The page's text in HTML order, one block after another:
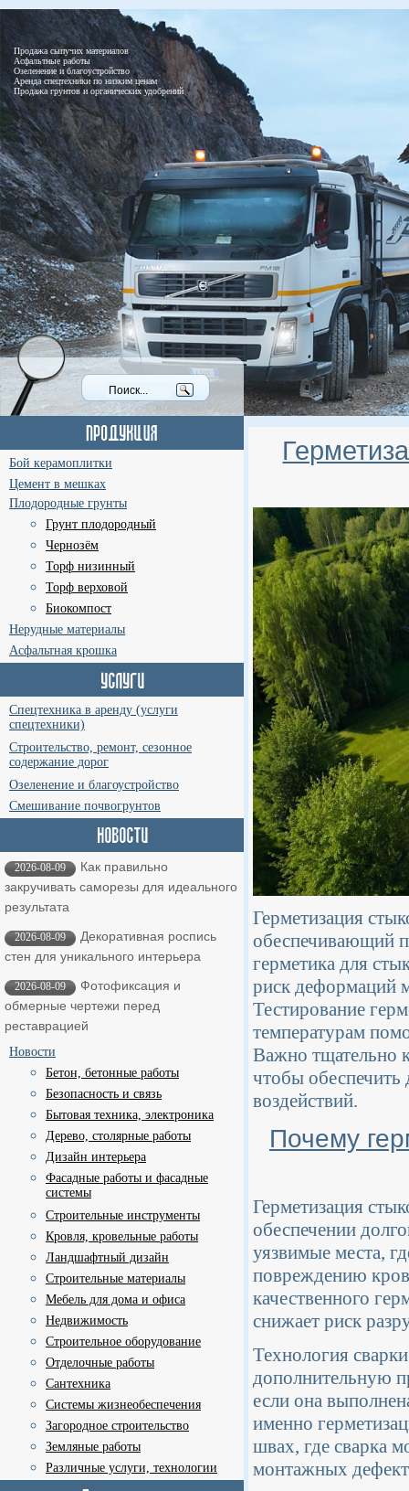
Продажа сыпучих материалов
Асфальтные работы
Озеленение и благоустройство
Аренда спецтехники по низким ценам
Продажа грунтов и органических удобрений
Бой керамоплитки
Цемент в мешках
Плодородные грунты
Грунт плодородный
Чернозём
Торф низинный
Торф верховой
Биокомпост
Нерудные материалы
Асфальтная крошка
Спецтехника в аренду (услуги
спецтехники)
Строительство, ремонт, сезонное
содержание дорог
Озеленение и благоустройство
Смешивание почвогрунтов
2026-08-09
Как правильно
закручивать саморезы для идеального
результата
2026-08-09
Декоративная роспись
стен для уникального интерьера
2026-08-09
Фотофиксация и
обмерные чертежи перед
реставрацией
Новости
Бетон, бетонные работы
Безопасность и связь
Бытовая техника, электроника
Дерево, столярные работы
Дизайн интерьера
Фасадные работы и фасадные
системы
Строительные инструменты
Кровля, кровельные работы
Ландшафтный дизайн
Строительные материалы
Мебель для дома и офиса
Недвижимость
Строительное оборудование
Отделочные работы
Сантехника
Системы жизнеобеспечения
Загородное строительство
Земляные работы
Различные услуги, технологии
Герметизация
обеспечивающий
герметика для
риск деформаций
Тестирование
температурам
Важно тщательно
чтобы
воздействий.
Почему
Герметизация
обеспечении
уязвимые места,
повреждению
качественного
снижает риск
Технология
дополнительную
если она
именно
швах, где сварка
монтажных